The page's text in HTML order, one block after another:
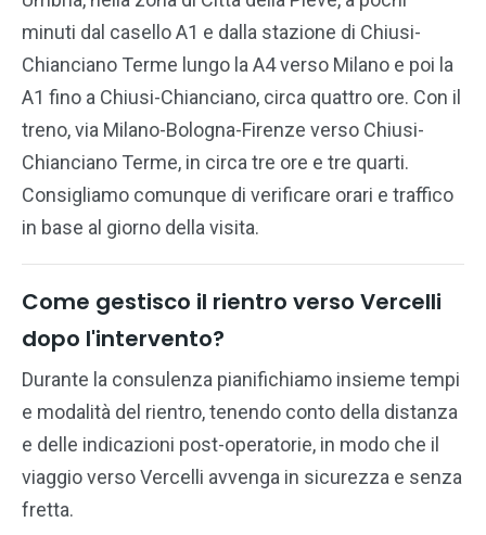
minuti dal casello A1 e dalla stazione di Chiusi-
Chianciano Terme lungo la A4 verso Milano e poi la
A1 fino a Chiusi-Chianciano, circa quattro ore. Con il
treno, via Milano-Bologna-Firenze verso Chiusi-
Chianciano Terme, in circa tre ore e tre quarti.
Consigliamo comunque di verificare orari e traffico
in base al giorno della visita.
Come gestisco il rientro verso Vercelli
dopo l'intervento?
Durante la consulenza pianifichiamo insieme tempi
e modalità del rientro, tenendo conto della distanza
e delle indicazioni post-operatorie, in modo che il
viaggio verso Vercelli avvenga in sicurezza e senza
fretta.